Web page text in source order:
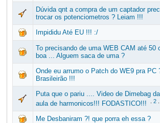
Dúvida qnt a compra de um captador
trocar os potenciometros ? Leiam !!!
Impididu Até EU !!! :/
To precisando de uma WEB CAM até 50
boa ... Alguem saca de uma ?
Onde eu arrumo o Patch do WE9 pra PC
Brasileirão !!!
Puta que o pariu .... Video de Dimebag
aula de harmonicos!!! FODASTICO!!!
2.
Me Desbaniram ?! que porra eh essa ?